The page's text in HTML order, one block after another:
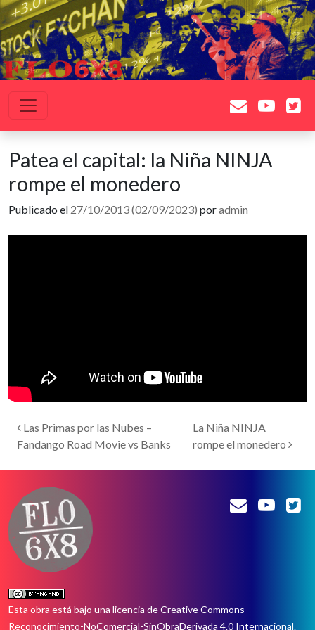
Navegación principal
Patea el capital: la Niña NINJA
rompe el monedero
Publicado el 27/10/2013(02/09/2023) poradmin
Navegación de entradas
Las Primas por las Nubes –
Fandango Road Movie vs Banks
La Niña NINJA
rompe el monedero
Esta obra está bajo una licencia de Creative Commons
Reconocimiento-NoComercial-SinObraDerivada 4.0 Internacional.